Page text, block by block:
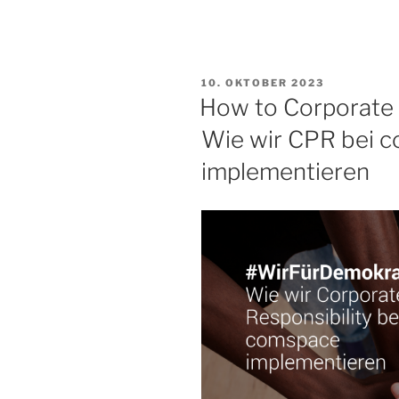
VERÖFFENTLICHT
AM
10. OKTOBER 2023
How to
Wie wir CPR bei
implementieren